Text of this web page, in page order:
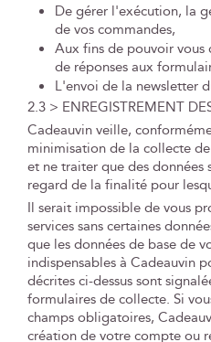
De gérer l'exécution, la
de vos commandes,
Aux fins de pouvoir
de réponses aux
L'envoi de la newsletter
2.3 > ENREGISTREMENT
Cadeauvin veille,
minimisation de la collecte
et ne traiter que des données
regard de la finalité pour
Il serait impossible de vous
services sans certaines
que les données de base de
indispensables à Cadeauvin
décrites ci-dessus sont
formulaires de collecte. Si
champs obligatoires,
création de votre compte ou